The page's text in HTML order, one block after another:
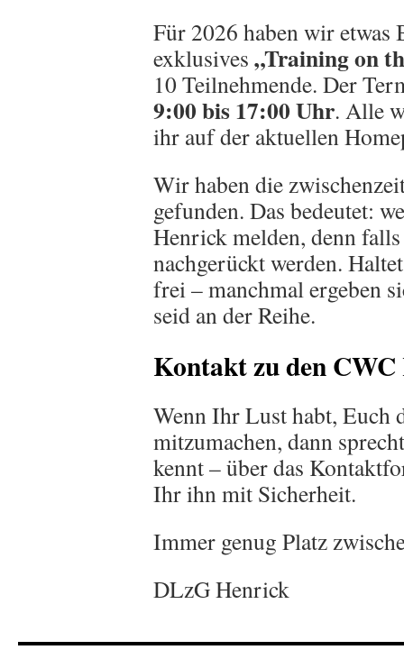
Für 2026 haben wir etwas
exklusives „Training on
10 Teilnehmende. Der
9:00 bis 17:00 Uhr. Alle
ihr auf der aktuellen
Wir haben die
gefunden. Das bedeutet:
Henrick melden, denn
nachgerückt werden.
frei – manchmal ergeben
seid an der Reihe.
Kontakt zu den CWC
Wenn Ihr Lust habt, Euch
mitzumachen, dann
kennt – über das
Ihr ihn mit Sicherheit.
Immer genug Platz
DLzG Henrick